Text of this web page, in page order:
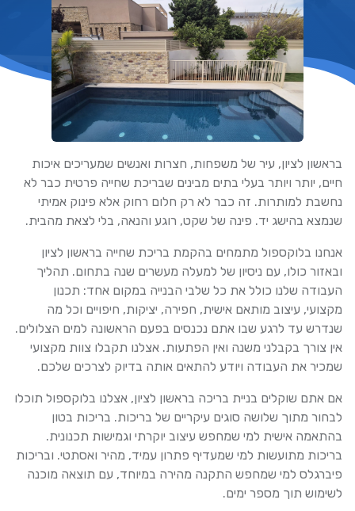
בראשון לציון, עיר של משפחות, חצרות ואנשים שמעריכים איכות
חיים, יותר ויותר בעלי בתים מבינים שבריכת שחייה פרטית כבר לא
נחשבת למותרות. זה כבר לא רק חלום רחוק אלא פינוק אמיתי
שנמצא בהישג יד. פינה של שקט, רוגע והנאה, בלי לצאת מהבית.
אנחנו בלוקספול מתמחים בהקמת בריכת שחייה בראשון לציון
ובאזור כולו, עם ניסיון של למעלה מעשרים שנה בתחום. תהליך
העבודה שלנו כולל את כל שלבי הבנייה במקום אחד: תכנון
מקצועי, עיצוב מותאם אישית, חפירה, יציקות, חיפויים וכל מה
שנדרש עד לרגע שבו אתם נכנסים בפעם הראשונה למים הצלולים.
אין צורך בקבלני משנה ואין הפתעות. אצלנו תקבלו צוות מקצועי
שמכיר את העבודה ויודע להתאים אותה בדיוק לצרכים שלכם.
אם אתם שוקלים בניית בריכה בראשון לציון, אצלנו בלוקספול תוכלו
לבחור מתוך שלושה סוגים עיקריים של בריכות. בריכות בטון
בהתאמה אישית למי שמחפש עיצוב יוקרתי וגמישות תכנונית.
בריכות מתועשות למי שמעדיף פתרון עמיד, מהיר ואסתטי. ובריכות
פיברגלס למי שמחפש התקנה מהירה במיוחד, עם תוצאה מוכנה
לשימוש תוך מספר ימים.